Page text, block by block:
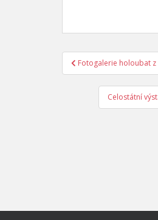
Navigace
Fotogalerie holoubat z
Celostátní